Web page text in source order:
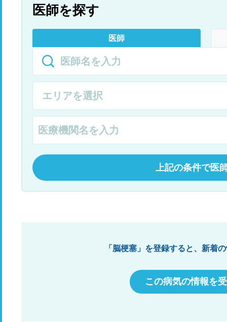
医師を探す
医師
上記の条件で医
「脳梗塞」を登録すると、新着
この病気の情報を